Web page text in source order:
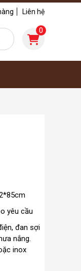
Liên hệ
0
yêu cầu
đan sợi
nắng.
inox